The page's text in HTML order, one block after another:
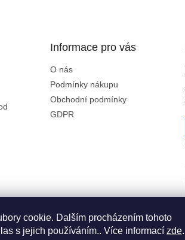
cookie. Dalším procházením tohoto
s jejich používáním.. Více informací zde.
Informace pro vás
O nás
Podmínky nákupu
Obchodní podmínky
GDPR